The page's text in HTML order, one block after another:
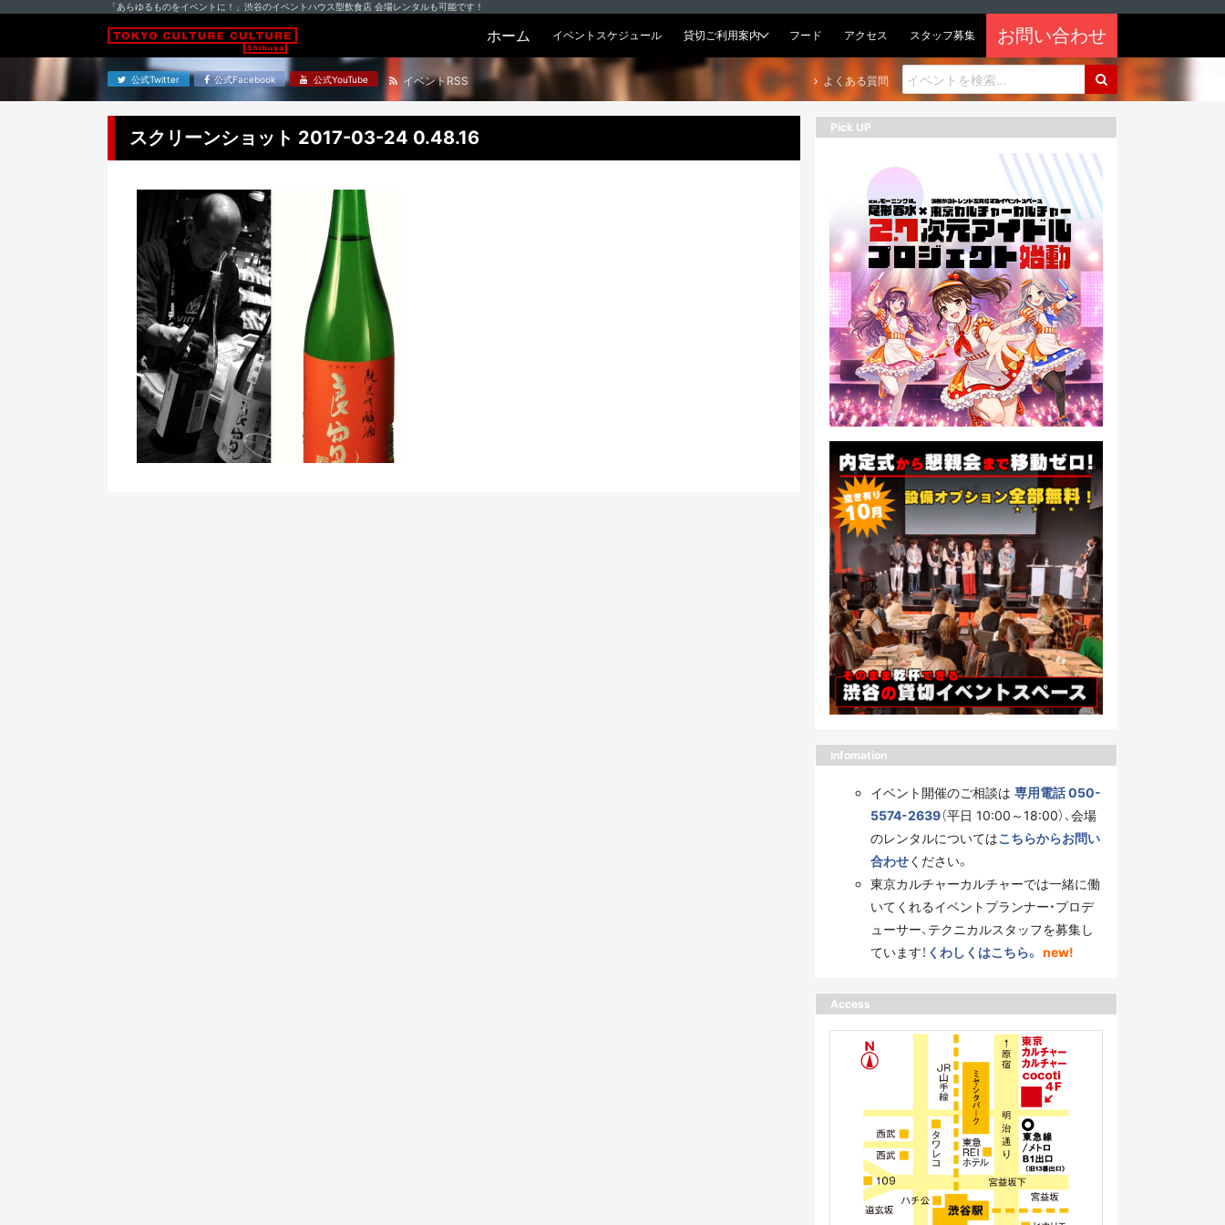
「あらゆるものをイベントに！」渋谷のイベントハウス型飲食店 会場レンタルも可能です！
ホーム イベントスケジュール 貸切ご利用案内 フード アクセス スタッフ募集 お問い合わせ
公式Twitter 公式Facebook 公式YouTube イベントRSS よくある質問
スクリーンショット 2017-03-24 0.48.16 Pick UP
Infomation
イベント開催のご相談は 専用電話 050-
5574-2639（平日 10:00～18:00）、会場
のレンタルについてはこちらからお問い
合わせください。
東京カルチャーカルチャーでは一緒に働
いてくれるイベントプランナー・プロデ
ューサー、テクニカルスタッフを募集し
ています！ くわしくはこちら。 new!
Access